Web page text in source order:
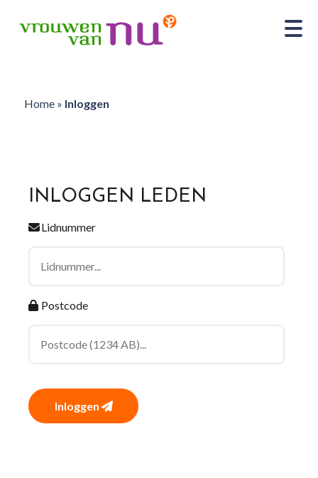
Home» Inloggen
INLOGGEN LEDEN
Lidnummer
Postcode
Inloggen